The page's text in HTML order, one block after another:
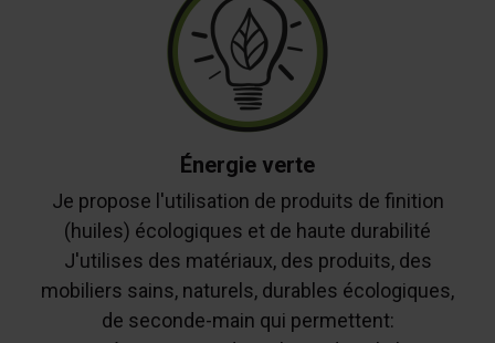
Énergie verte
Je propose l'utilisation de produits de finition
(huiles) écologiques et de haute durabilité
J'utilises des matériaux, des produits, des
mobiliers sains, naturels, durables écologiques,
de seconde-main qui permettent: